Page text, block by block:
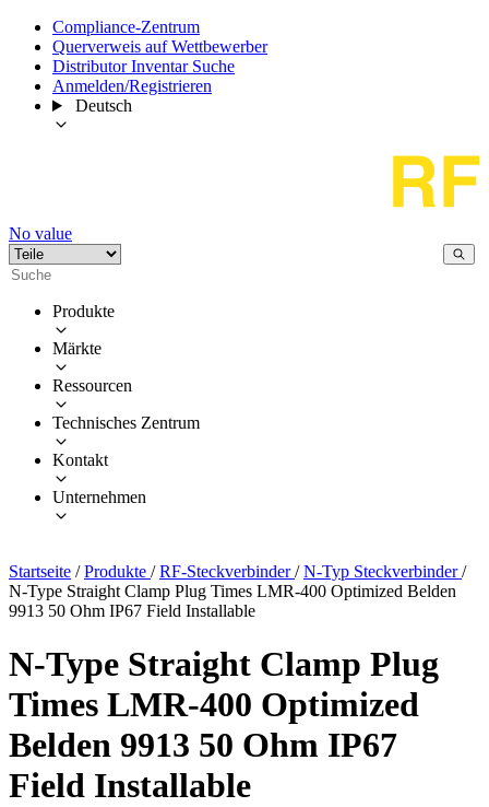
Compliance-Zentrum
Querverweis auf Wettbewerber
Distributor Inventar Suche
Anmelden/Registrieren
Deutsch
No value
Produkte
Märkte
Ressourcen
Technisches Zentrum
Kontakt
Unternehmen
Startseite / Produkte / RF-Steckverbinder/ N-Typ Steckverbinder/
N-Type Straight Clamp Plug Times LMR-400 Optimized Belden
9913 50 Ohm IP67 Field Installable
N-Type Straight Clamp Plug
Times LMR-400 Optimized
Belden 9913 50 Ohm IP67
Field Installable